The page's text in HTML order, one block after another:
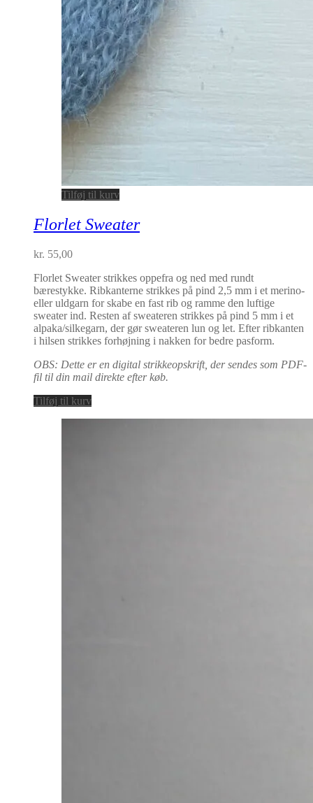
Tilføj til kurv
Florlet Sweater
kr. 55,00
Florlet Sweater strikkes oppefra og ned med rundt
bærestykke. Ribkanterne strikkes på pind 2,5 mm i et merino-
eller uldgarn for skabe en fast rib og ramme den luftige
sweater ind. Resten af sweateren strikkes på pind 5 mm i et
alpaka/silkegarn, der gør sweateren lun og let. Efter ribkanten
i hilsen strikkes forhøjning i nakken for bedre pasform.
OBS: Dette er en digital strikkeopskrift, der sendes som PDF-
fil til din mail direkte efter køb.
Tilføj til kurv